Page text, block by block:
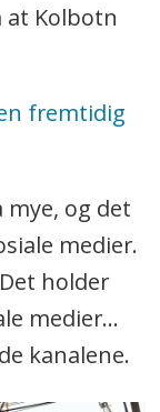
at Kolbotn
fremtidig
mye, og det
medier.
holder
medier...
kanalene.